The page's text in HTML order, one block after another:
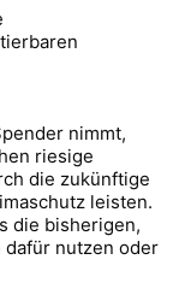
nimmt,
riesige
die zukünftige
leisten.
die bisherigen,
dafür nutzen oder